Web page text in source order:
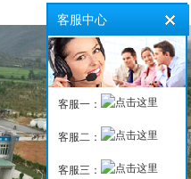
客服中心
客服一：
客服二：
客服三：